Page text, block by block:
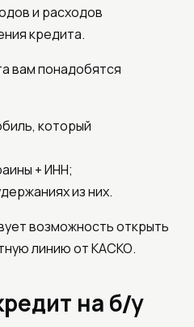
и расходов
кредита.
вам понадобятся
который
+ ИНН;
из них.
возможность открыть
линию от КАСКО.
на б/у